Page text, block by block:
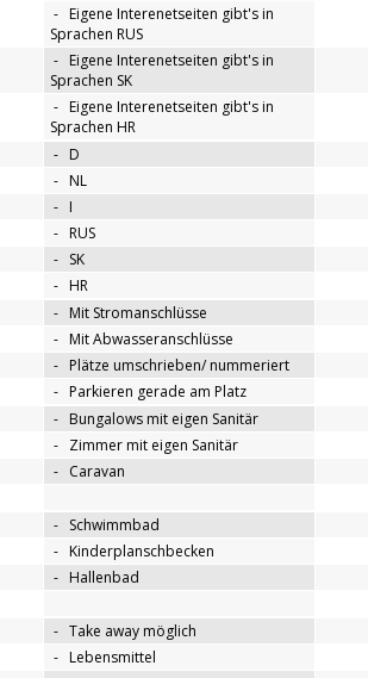
- Eigene Interenetseiten gibt's in
Sprachen RUS
- Eigene Interenetseiten gibt's in
Sprachen SK
- Eigene Interenetseiten gibt's in
Sprachen HR
- D
- NL
- I
- RUS
- SK
- HR
- Mit Stromanschlüsse
- Mit Abwasseranschlüsse
- Plätze umschrieben/ nummeriert
- Parkieren gerade am Platz
- Bungalows mit eigen Sanitär
- Zimmer mit eigen Sanitär
- Caravan
- Schwimmbad
- Kinderplanschbecken
- Hallenbad
- Take away möglich
- Lebensmittel